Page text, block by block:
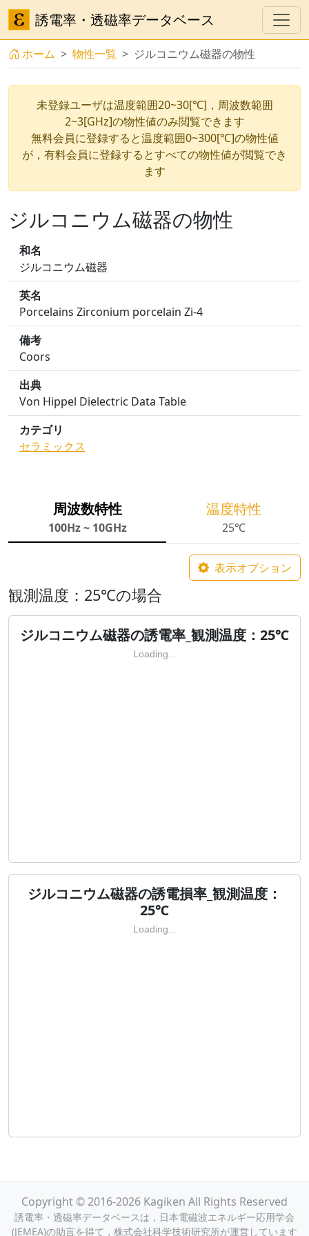
誘電率・透磁率データベース
ホーム 物性一覧 ジルコニウム磁器の物性
未登録ユーザは温度範囲20~30[℃]，周波数範囲
2~3[GHz]の物性値のみ閲覧できます
無料会員に登録すると温度範囲0~300[℃]の物性値
が，有料会員に登録するとすべての物性値が閲覧でき
ます
ジルコニウム磁器の物性
和名
ジルコニウム磁器
英名
Porcelains Zirconium porcelain Zi-4
備考
Coors
出典
Von Hippel Dielectric Data Table
カテゴリ
セラミックス
周波数特性
100Hz ~ 10GHz
温度特性
25℃
表示オプション
観測温度：25℃の場合
ジルコニウム磁器の誘電率_観測温度：25℃
Loading...
ジルコニウム磁器の誘電損率_観測温度：
25℃
Loading...
Copyright © 2016-2026 Kagiken All Rights Reserved
誘電率・透磁率データベースは，日本電磁波エネルギー応用学会
(JEMEA)の助言を得て，株式会社科学技術研究所が運営しています